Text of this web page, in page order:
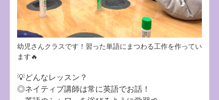
幼児さんクラスです！習った単語にまつわる工作を作ってい
ます🔥
💡どんなレッスン？
◎ネイティブ講師は常に英語でお話！